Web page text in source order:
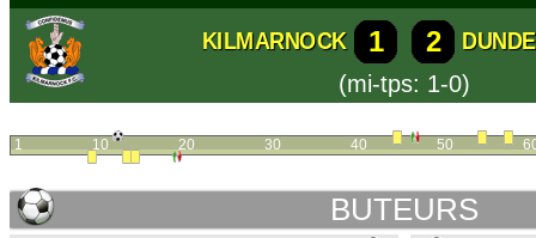
KILMARNOCK 1 2
(mi-tps: 1-0)
1 10 20 30 40 50
BUTEURS